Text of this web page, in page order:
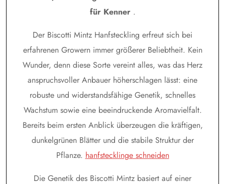
für Kenner.
Der Biscotti Mintz Hanfsteckling erfreut sich bei
erfahrenen Growern immer größerer Beliebtheit. Kein
Wunder, denn diese Sorte vereint alles, was das Herz
anspruchsvoller Anbauer höherschlagen lässt: eine
robuste und widerstandsfähige Genetik, schnelles
Wachstum sowie eine beeindruckende Aromavielfalt.
Bereits beim ersten Anblick überzeugen die kräftigen,
dunkelgrünen Blätter und die stabile Struktur der
Pflanze. hanfstecklinge schneiden
Die Genetik des Biscotti Mintz basiert auf einer